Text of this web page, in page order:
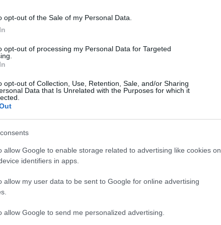
opt-out of the Sale of my Personal Data.
opt-out of processing my Personal Data for Targeted
opt-out of Collection, Use, Retention, Sale, and/or Sharing
Data that Is Unrelated with the Purposes for which it
allow Google to enable storage related to advertising like cookies on
identifiers in apps.
allow my user data to be sent to Google for online advertising
allow Google to send me personalized advertising.
legfontosabb...
titka
tehetnéd kényelmesebbé mindennapjaidat egy
Amikor számít a könnyű használhatóság, a stílus
kell gondolno...
nem könnyű feladat, különösen a férfiak
közepette. A mindennapi rohanás, amit a
járó vál...